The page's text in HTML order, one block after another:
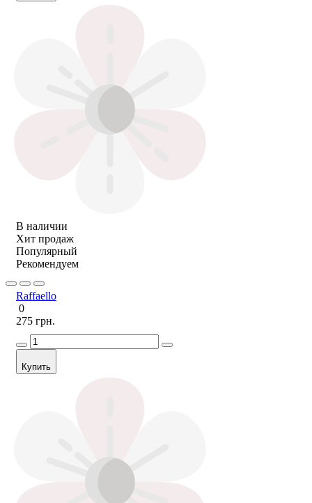
В наличии
Хит продаж
Популярный
Рекомендуем
Raffaello
0
275 грн.
Купить